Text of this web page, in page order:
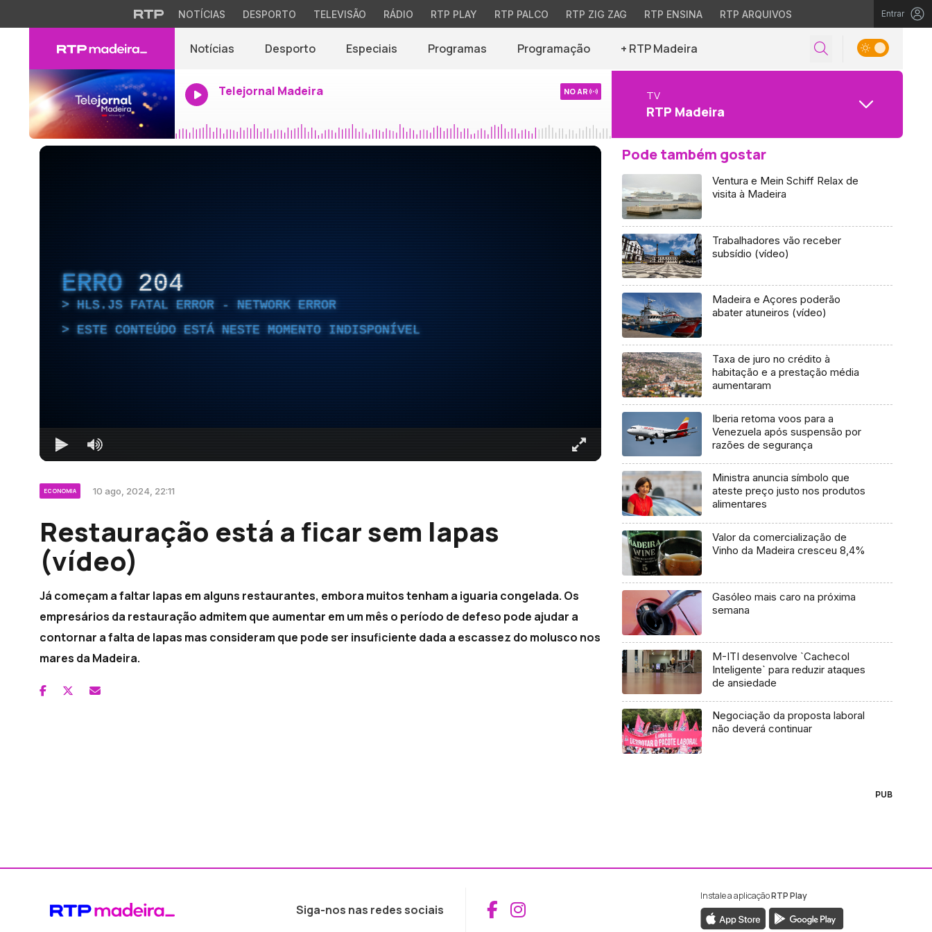
NOTÍCIAS DESPORTO TELEVISÃO RÁDIO RTP PLAY RTP PALCO RTP ZIG ZAG RTP ENSINA RTP ARQUIVOS Entrar
Notícias Desporto Especiais Programas Programação + RTP Madeira
Telejornal Madeira NO AR TV
RTP Madeira
ERRO 204
HLS.JS FATAL ERROR - NETWORK ERROR
ESTE CONTEÚDO ESTÁ NESTE MOMENTO INDISPONÍVEL
ECONOMIA 10 ago, 2024, 22:11
Restauração está a ficar sem lapas
(vídeo)
Já começam a faltar lapas em alguns restaurantes, embora muitos tenham a iguaria congelada. Os
empresários da restauração admitem que aumentar em um mês o período de defeso pode ajudar a
contornar a falta de lapas mas consideram que pode ser insuficiente dada a escassez do molusco nos
mares da Madeira.
Pode também gostar
Ventura e Mein Schiff Relax de
visita à Madeira
Trabalhadores vão receber
subsídio (vídeo)
Madeira e Açores poderão
abater atuneiros (vídeo)
Taxa de juro no crédito à
habitação e a prestação média
aumentaram
Iberia retoma voos para a
Venezuela após suspensão por
razões de segurança
Ministra anuncia símbolo que
ateste preço justo nos produtos
alimentares
Valor da comercialização de
Vinho da Madeira cresceu 8,4%
Gasóleo mais caro na próxima
semana
M-ITI desenvolve `Cachecol
Inteligente` para reduzir ataques
de ansiedade
Negociação da proposta laboral
não deverá continuar
PUB
Siga-nos nas redes sociais Aceder ao Facebook da RTP Madeira
Aceder ao Instagram da RTP Madeira
Instale a aplicaçãoRTP Play